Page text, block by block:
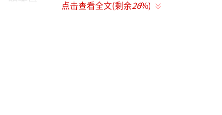
点击查看全文(剩余26%)